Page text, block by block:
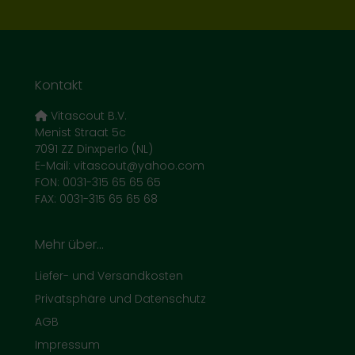
Kontakt
Vitascout B.V.
Menist Straat 5c
7091 ZZ Dinxperlo (NL)
E-Mail: vitascout@yahoo.com
FON: 0031-315 65 65 65
FAX: 0031-315 65 65 68
Mehr über...
Liefer- und Versandkosten
Privatsphäre und Datenschutz
AGB
Impressum